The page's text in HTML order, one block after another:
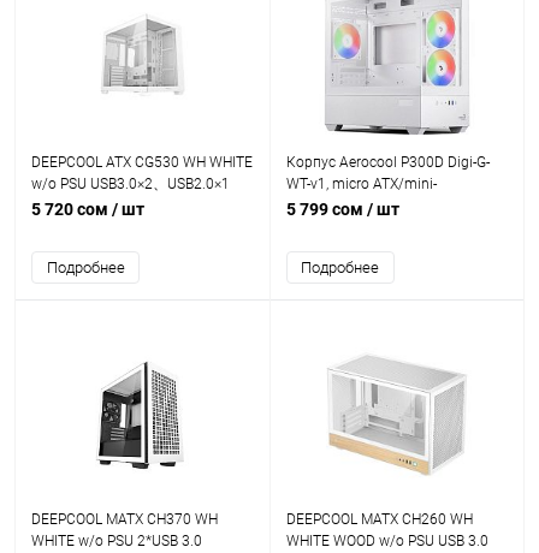
DEEPCOOL ATX CG530 WH WHITE
w/o PSU USB3.0×2、USB2.0×1
Front
5 720 сом / шт
Подробнее
Корпус Aerocool P300D Digi-G-
WT-v1, micro ATX/mini-
ITX,USB3.0,USB-C,HD-
CPU кулер до165мм,VGA до
418мм,1x3.5”/2x2.5,212x420x420
5 799 сом / шт
Подробнее
DEEPCOOL MATX CH370 WH
WHITE w/o PSU 2*USB 3.0
DEEPCOOL MATX CH260 WH
WHITE WOOD w/o PSU USB 3.0